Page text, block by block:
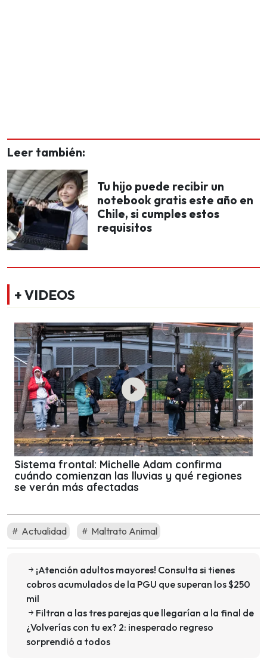
Leer también:
Tu hijo puede recibir un
notebook gratis este año en
Chile, si cumples estos
requisitos
+ VIDEOS
Sistema frontal: Michelle Adam confirma
cuándo comienzan las lluvias y qué regiones
se verán más afectadas
Actualidad Maltrato Animal
¡Atención adultos mayores! Consulta si tienes
cobros acumulados de la PGU que superan los $250
mil
Filtran a las tres parejas que llegarían a la final de
¿Volverías con tu ex? 2: inesperado regreso
sorprendió a todos